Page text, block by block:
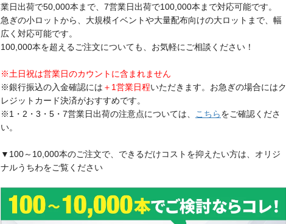
業日出荷で50,000本まで、7営業日出荷で100,000本まで対応可能です。
急ぎの小ロットから、大規模イベントや大量配布向けの大ロットまで、幅
広く対応可能です。
100,000本を超えるご注文についても、お気軽にご相談ください！
※土日祝は営業日のカウントに含まれません
※銀行振込の入金確認には ＋1営業日程いただきます。お急ぎの場合にはク
レジットカード決済がおすすめです。
※1・2・3・5・7営業日出荷の注意点については、
こちらをご確認くださ
い。
▼100～10,000本のご注文で、できるだけコストを抑えたい方は、オリジ
ナルうちわをご覧ください